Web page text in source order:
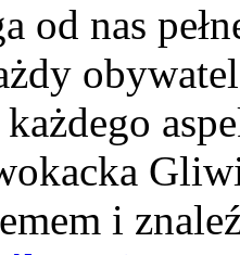
od nas
i